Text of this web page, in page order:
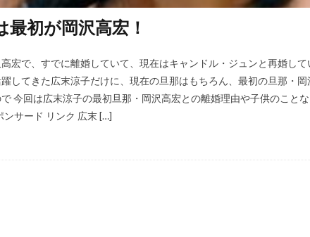
最初が岡沢高宏！
宏で、すでに離婚していて、現在はキャンドル・ジュンと再婚して
してきた広末涼子だけに、現在の旦那はもちろん、最初の旦那・岡
今回は広末涼子の最初旦那・岡沢高宏との離婚理由や子供のこと
サード リンク 広末 […]